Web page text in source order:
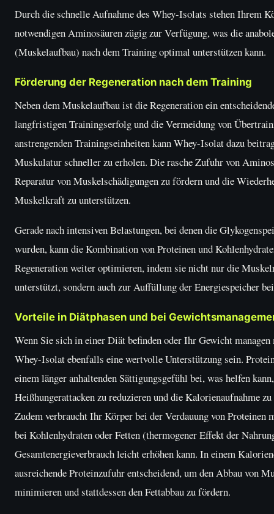
Durch die schnelle Aufnahme des Whey-Isolats stehen Ihrem
notwendigen Aminosäuren zügig zur Verfügung, was die
(Muskelaufbau) nach dem Training optimal unterstützen kann.
Förderung der Regeneration nach dem Training
Neben dem Muskelaufbau ist die Regeneration ein
langfristigen Trainingserfolg und die Vermeidung von
anstrengenden Trainingseinheiten kann Whey-Isolat dazu
Muskulatur schneller zu erholen. Die rasche Zufuhr von
Reparatur von Muskelschädigungen zu fördern und die
Muskelkraft zu unterstützen.
Gerade nach intensiven Belastungen, bei denen die
wurden, kann die Kombination von Proteinen und
Regeneration weiter optimieren, indem sie nicht nur die
unterstützt, sondern auch zur Auffüllung der Energiespeicher
Vorteile in Diätphasen und bei
Wenn Sie sich in einer Diät befinden oder Ihr Gewicht managen
Whey-Isolat ebenfalls eine wertvolle Unterstützung sein.
einem länger anhaltenden Sättigungsgefühl bei, was helfen kann,
Heißhungerattacken zu reduzieren und die Kalorienaufnahme
Zudem verbraucht Ihr Körper bei der Verdauung von Proteinen
bei Kohlenhydraten oder Fetten (thermogener Effekt der
Gesamtenergieverbrauch leicht erhöhen kann. In einem
ausreichende Proteinzufuhr entscheidend, um den Abbau von
minimieren und stattdessen den Fettabbau zu fördern.